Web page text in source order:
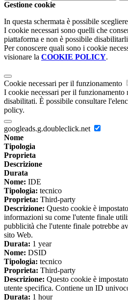
Gestione cookie
In questa schermata è possibile
I cookie necessari sono quelli che
piattaforma e non è possibile
Per conoscere quali sono i cookie
visionare la COOKIE POLICY.
Cookie necessari per il funzionamento
I cookie necessari per il funzionamento
disabilitati. È possibile consultare
policy.
googleads.g.doubleclick.net
Nome
Tipologia
Proprieta
Descrizione
Durata
Nome: IDE
Tipologia: tecnico
Proprieta: Third-party
Descrizione: Questo cookie è
informazioni su come l'utente finale
pubblicità che l'utente finale potrebbe
sito Web.
Durata: 1 year
Nome: DSID
Tipologia: tecnico
Proprieta: Third-party
Descrizione: Questo cookie è
utente specifica. Contiene un ID
Durata: 1 hour